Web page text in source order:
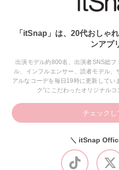
「itSnap」は、20代おしゃ
ンアプ
出演モデル約800名、出演者SNS総
ル、インフルエンサー、読者モデル、
アルなコーデを毎日19時に更新してい
ク”にこだわったオリジナルコ
チェックし
＼ itSnap